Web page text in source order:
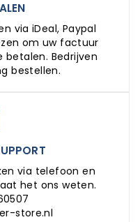
via iDeal, Paypal
om uw factuur
betalen. Bedrijven
bestellen.
via telefoon en
het ons weten.
store.nl